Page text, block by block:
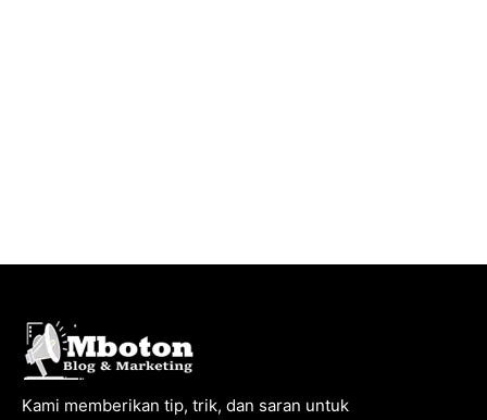
Kami memberikan tip, trik, dan saran untuk